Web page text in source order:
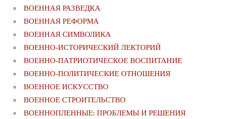
ВОЕННАЯ РАЗВЕДКА
ВОЕННАЯ РЕФОРМА
ВОЕННАЯ СИМВОЛИКА
ВОЕННО-ИСТОРИЧЕСКИЙ ЛЕКТОРИЙ
ВОЕННО-ПАТРИОТИЧЕСКОЕ ВОСПИТАНИЕ
ВОЕННО-ПОЛИТИЧЕСКИE ОТНОШЕНИЯ
ВОЕННОЕ ИСКУССТВО
ВОЕННОЕ СТРОИТЕЛЬСТВО
ВОЕННОПЛЕННЫЕ: ПРОБЛЕМЫ И РЕШЕНИЯ